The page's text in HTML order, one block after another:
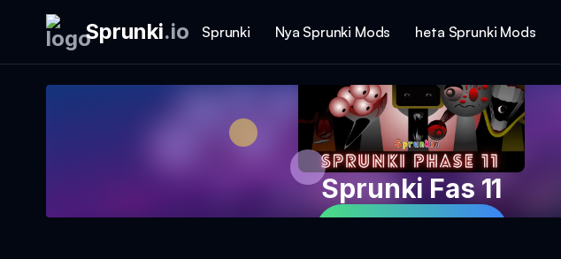
Sprunki.io Sprunki Nya Sprunki Mods heta Sprunki Mods
Sprunki Fas 11